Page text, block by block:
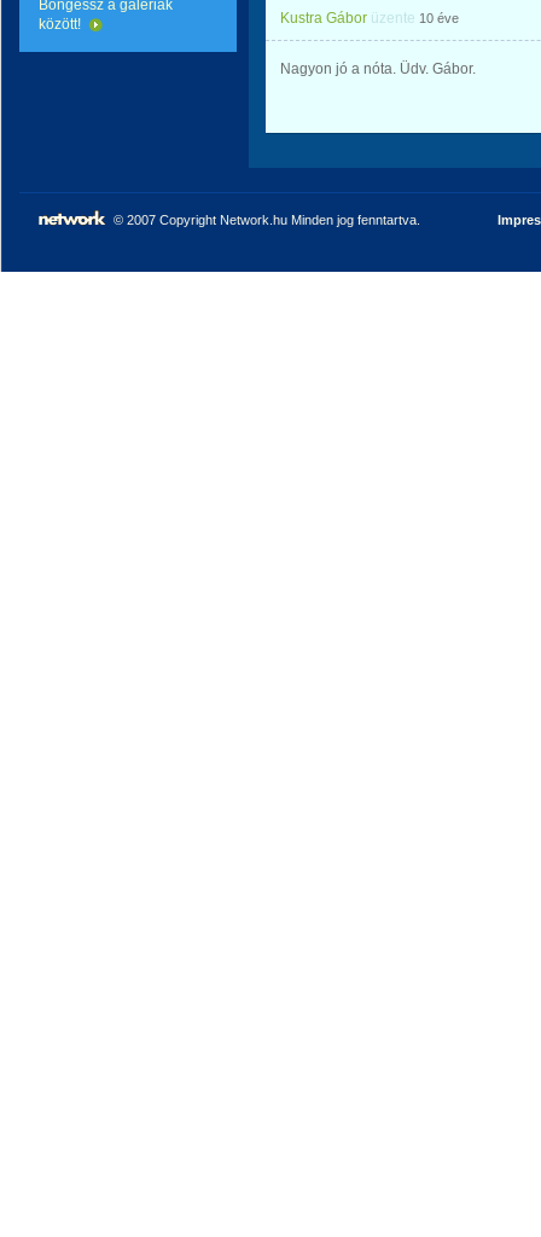
Böngéssz a galériák
között!
Kustra Gábor üzente 10 éve
Nagyon jó a nóta. Üdv. Gábor.
© 2007 Copyright Network.hu Minden jog fenntartva.